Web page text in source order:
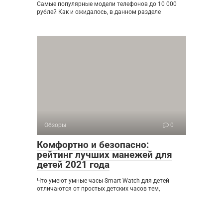
Самые популярные модели телефонов до 10 000
рублей Как и ожидалось, в данном разделе
Обзоры 0
Комфортно и безопасно:
рейтинг лучших манежей для
детей 2021 года
Что умеют умные часы Smart Watch для детей
отличаются от простых детских часов тем,